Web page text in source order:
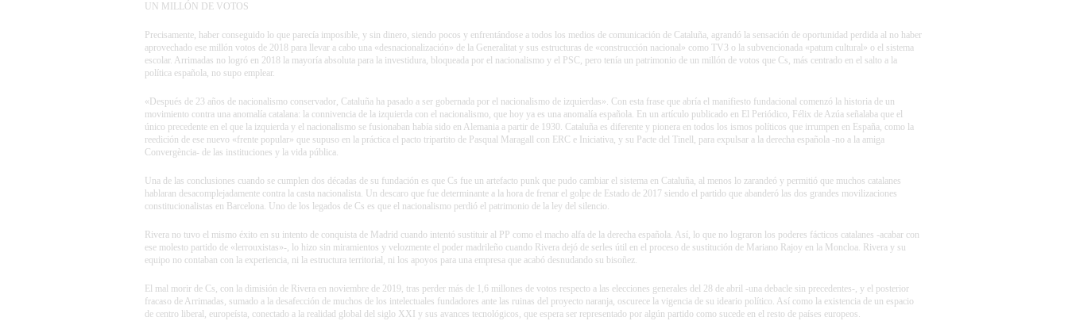
UN MILLÓN DE VOTOS
Precisamente, haber conseguido lo que parecía imposible, y sin dinero, siendo pocos y enfrentándose a todos los medios de comunicación de Cataluña, agrandó la sensación de oportunidad perdida al no haber
aprovechado ese millón votos de 2018 para llevar a cabo una «desnacionalización» de la Generalitat y sus estructuras de «construcción nacional» como TV3 o la subvencionada «patum cultural» o el sistema
escolar. Arrimadas no logró en 2018 la mayoría absoluta para la investidura, bloqueada por el nacionalismo y el PSC, pero tenía un patrimonio de un millón de votos que Cs, más centrado en el salto a la
política española, no supo emplear.
«Después de 23 años de nacionalismo conservador, Cataluña ha pasado a ser gobernada por el nacionalismo de izquierdas». Con esta frase que abría el manifiesto fundacional comenzó la historia de un
movimiento contra una anomalía catalana: la connivencia de la izquierda con el nacionalismo, que hoy ya es una anomalía española. En un artículo publicado en El Periódico, Félix de Azúa señalaba que el
único precedente en el que la izquierda y el nacionalismo se fusionaban había sido en Alemania a partir de 1930. Cataluña es diferente y pionera en todos los ismos políticos que irrumpen en España, como la
reedición de ese nuevo «frente popular» que supuso en la práctica el pacto tripartito de Pasqual Maragall con ERC e Iniciativa, y su Pacte del Tinell, para expulsar a la derecha española -no a la amiga
Convergència- de las instituciones y la vida pública.
Una de las conclusiones cuando se cumplen dos décadas de su fundación es que Cs fue un artefacto punk que pudo cambiar el sistema en Cataluña, al menos lo zarandeó y permitió que muchos catalanes
hablaran desacomplejadamente contra la casta nacionalista. Un descaro que fue determinante a la hora de frenar el golpe de Estado de 2017 siendo el partido que abanderó las dos grandes movilizaciones
constitucionalistas en Barcelona. Uno de los legados de Cs es que el nacionalismo perdió el patrimonio de la ley del silencio.
Rivera no tuvo el mismo éxito en su intento de conquista de Madrid cuando intentó sustituir al PP como el macho alfa de la derecha española. Así, lo que no lograron los poderes fácticos catalanes -acabar con
ese molesto partido de «lerrouxistas»-, lo hizo sin miramientos y velozmente el poder madrileño cuando Rivera dejó de serles útil en el proceso de sustitución de Mariano Rajoy en la Moncloa. Rivera y su
equipo no contaban con la experiencia, ni la estructura territorial, ni los apoyos para una empresa que acabó desnudando su bisoñez.
El mal morir de Cs, con la dimisión de Rivera en noviembre de 2019, tras perder más de 1,6 millones de votos respecto a las elecciones generales del 28 de abril -una debacle sin precedentes-, y el posterior
fracaso de Arrimadas, sumado a la desafección de muchos de los intelectuales fundadores ante las ruinas del proyecto naranja, oscurece la vigencia de su ideario político. Así como la existencia de un espacio
de centro liberal, europeísta, conectado a la realidad global del siglo XXI y sus avances tecnológicos, que espera ser representado por algún partido como sucede en el resto de países europeos.